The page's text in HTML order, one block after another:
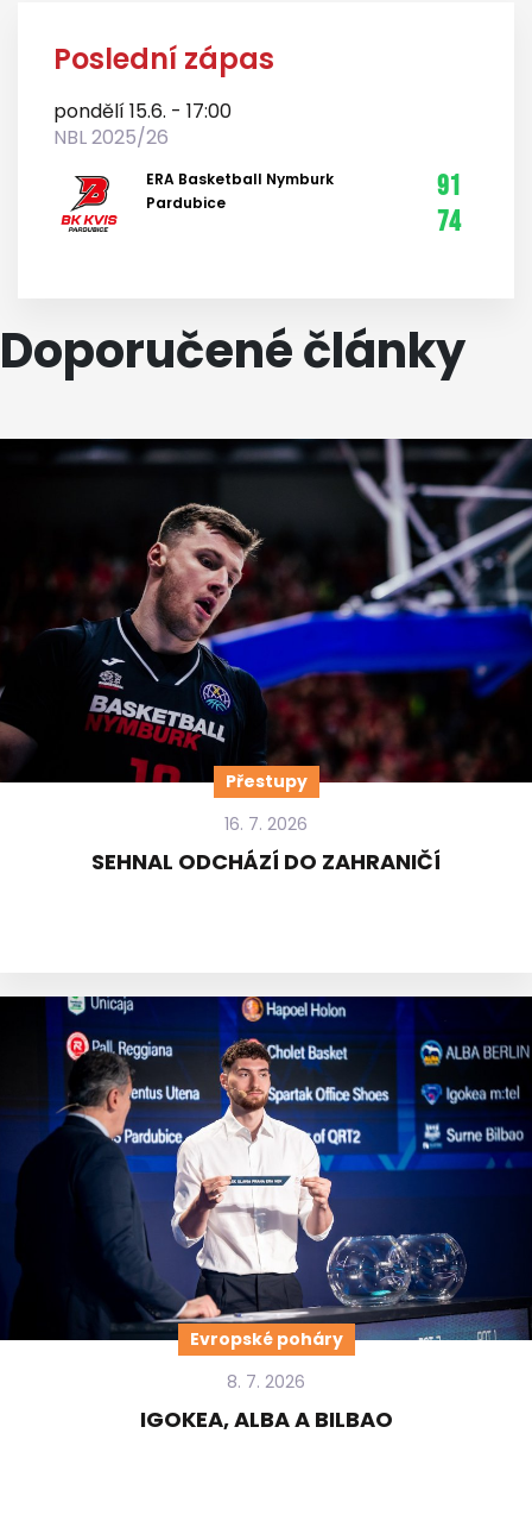
Poslední zápas
pondělí 15.6. - 17:00
NBL 2025/26
ERA Basketball Nymburk
Pardubice
91
74
Doporučené články
Přestupy
16. 7. 2026
SEHNAL ODCHÁZÍ DO ZAHRANIČÍ
Evropské poháry
8. 7. 2026
IGOKEA, ALBA A BILBAO